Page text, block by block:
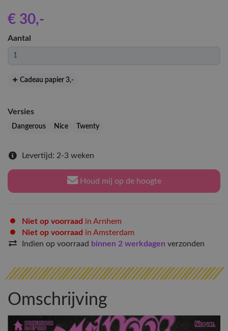
€ 30,-
Aantal
Cadeau papier 3,-
Versies
Dangerous Nice Twenty
Levertijd: 2-3 weken
Houd mij op de hoogte
Niet op voorraad in Arnhem
Niet op voorraad in Amsterdam
Indien op voorraad binnen 2 werkdagen verzonden
Omschrijving